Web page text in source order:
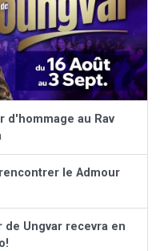
d'hommage au Rav
le Admour
de Ungvar recevra en